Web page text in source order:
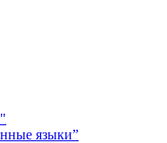
языки”